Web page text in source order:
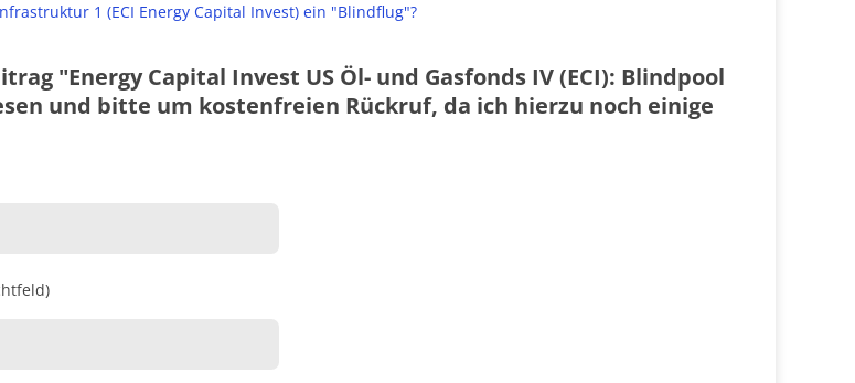
1 (ECI Energy Capital Invest) ein "Blindflug"?
"Energy Capital Invest US Öl- und Gasfonds IV (ECI): Blindpool
und bitte um kostenfreien Rückruf, da ich hierzu noch einige